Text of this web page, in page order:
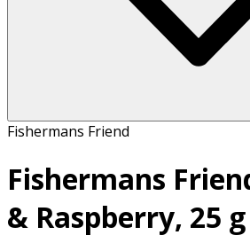
Fishermans Friend
Fishermans
& Raspberry, 25 g